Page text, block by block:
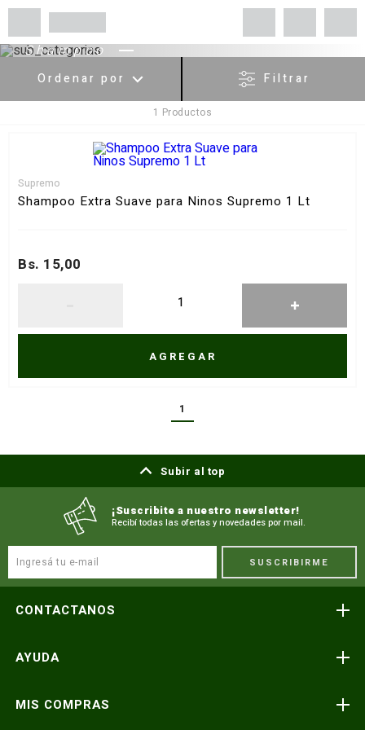
Shampoo
Ordenar por
Más valorados
Fecha de lanzamiento
Filtrar
1 Productos
Supremo
Shampoo Extra Suave para Ninos Supremo 1 Lt
Bs. 15,00
AGREGAR
1
Subir al top
¡Suscribite a nuestro newsletter!
Recibí todas las ofertas y novedades por mail.
SUSCRIBIRME
CONTACTANOS
Atención telefónica
Consultas y reclamos
AYUDA
Preguntas frecuentes
MIS COMPRAS